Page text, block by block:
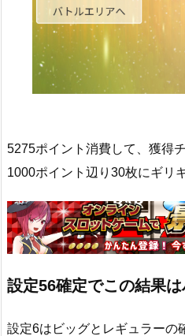
5275ポイント消費して、獲得
1000ポイント辺り30枚にギリ
設定56確定でこの結果
設定6はビッグとレギュラーの